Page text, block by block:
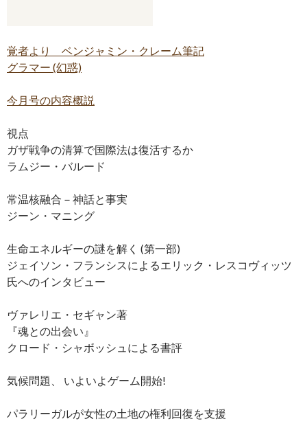
覚者より ベンジャミン・クレーム筆記
グラマー (幻惑)
今月号の内容概説
視点
ガザ戦争の清算で国際法は復活するか
ラムジー・バルード
常温核融合－神話と事実
ジーン・マニング
生命エネルギーの謎を解く (第一部)
ジェイソン・フランシスによるエリック・レスコヴィッツ
氏へのインタビュー
ヴァレリエ・セギャン著
『魂との出会い』
クロード・シャボッシュによる書評
気候問題、 いよいよゲーム開始!
パラリーガルが女性の土地の権利回復を支援